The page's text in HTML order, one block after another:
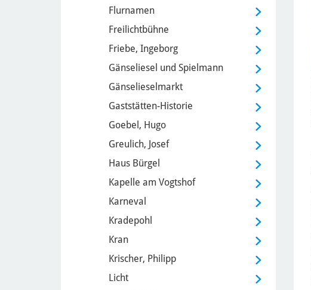
Flurnamen
Freilichtbühne
Friebe, Ingeborg
Gänseliesel und Spielmann
Gänselieselmarkt
Gaststätten-Historie
Goebel, Hugo
Greulich, Josef
Haus Bürgel
Kapelle am Vogtshof
Karneval
Kradepohl
Kran
Krischer, Philipp
Licht